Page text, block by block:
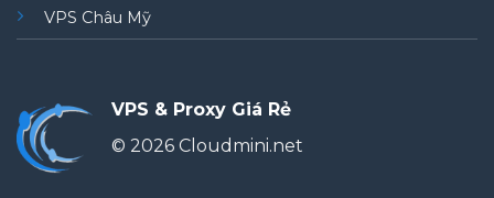
VPS Châu Mỹ
VPS & Proxy Giá Rẻ
© 2026 Cloudmini.net